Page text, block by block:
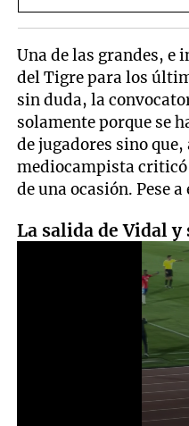
Una de las grandes, e
del Tigre para los
sin duda, la
solamente porque se
de jugadores sino que,
mediocampista criticó
de una ocasión. Pese
La salida de Vidal y